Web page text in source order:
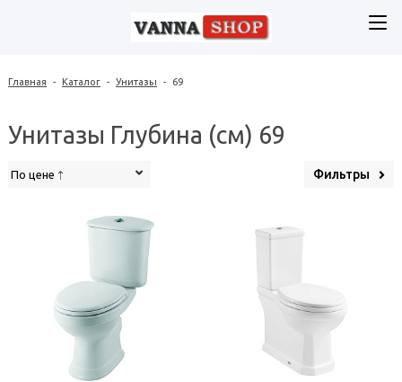
Главная - Каталог - Унитазы - 69
Унитазы Глубина (см) 69
По цене Фильтры